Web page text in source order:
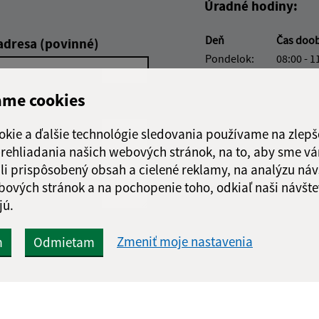
cookies
a ďalšie technológie sledovania používame na
našich webových stránok, na to, aby sme
prispôsobený obsah a cielené reklamy, na analýzu
stránok a na pochopenie toho, odkiaľ naši
Odmietam Zmeniť moje nastavenia
(povinné)
Google reCaptcha Response
Odoslať správu
Úradné hodiny:
Deň Čas
Pondelok:
08:00 -
Piatok:
08:00 -
Obedňajšia